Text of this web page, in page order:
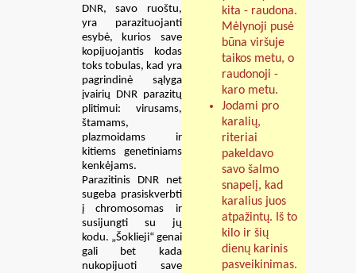
kita - raudona.
Mėlynoji pusė
būna viršuje
taikos metu, o
raudonoji -
karo metu.
Jodami pro
karalių,
riteriai
pakeldavo
savo šalmo
snapelį, kad
karalius juos
atpažintų. Iš to
kilo ir šių
dienų karinis
pasveikinimas.
DNR, savo ruoštu,
yra parazituojanti
esybė, kurios save
kopijuojantis kodas
toks tobulas, kad yra
pagrindinė sąlyga
įvairių DNR parazitų
plitimui: virusams,
štamams,
plazmoidams ir
kitiems genetiniams
kenkėjams.
Parazitinis DNR net
sugeba prasiskverbti
į chromosomas ir
susijungti su jų
kodu. „Šoklieji“ genai
gali bet kada
nukopijuoti save